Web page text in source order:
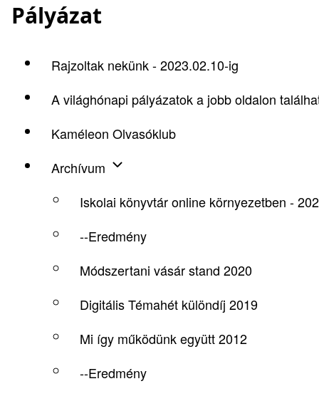
Pályázat
Rajzoltak nekünk - 2023.02.10-ig
A világhónapi pályázatok a jobb oldalon
Kaméleon Olvasóklub
Archívum
Iskolai könyvtár online környezetben -
--Eredmény
Módszertani vásár stand 2020
Digitális Témahét különdíj 2019
Mi így működünk együtt 2012
--Eredmény